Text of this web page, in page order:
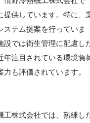
提供しています。特に、
テム提案を行っていま
では衛生管理に配慮し
年注目されている環境負
も評価されています。
株式会社では、熟練し